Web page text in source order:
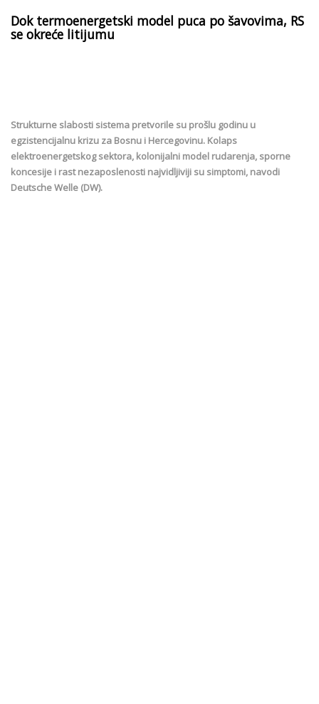
Dok termoenergetski model puca po šavovima, RS
se okreće litijumu
Strukturne slabosti sistema pretvorile su prošlu godinu u
egzistencijalnu krizu za Bosnu i Hercegovinu. Kolaps
elektroenergetskog sektora, kolonijalni model rudarenja, sporne
koncesije i rast nezaposlenosti najvidljiviji su simptomi, navodi
Deutsche Welle (DW).